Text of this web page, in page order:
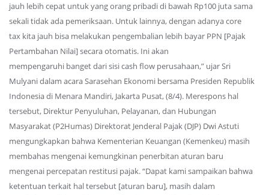
jauh lebih cepat untuk yang orang pribadi di bawah Rp100 juta sama
sekali tidak ada pemeriksaan. Untuk lainnya, dengan adanya core
tax kita jauh bisa melakukan pengembalian lebih bayar PPN [Pajak
Pertambahan Nilai] secara otomatis. Ini akan
mempengaruhi banget dari sisi cash flow perusahaan,” ujar Sri
Mulyani dalam acara Sarasehan Ekonomi bersama Presiden Republik
Indonesia di Menara Mandiri, Jakarta Pusat, (8/4). Merespons hal
tersebut, Direktur Penyuluhan, Pelayanan, dan Hubungan
Masyarakat (P2Humas) Direktorat Jenderal Pajak (DJP) Dwi Astuti
mengungkapkan bahwa Kementerian Keuangan (Kemenkeu) masih
membahas mengenai kemungkinan penerbitan aturan baru
mengenai percepatan restitusi pajak. “Dapat kami sampaikan bahwa
ketentuan terkait hal tersebut [aturan baru], masih dalam